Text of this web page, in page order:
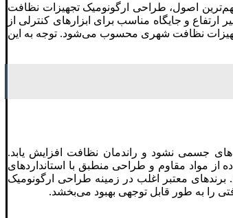
اصول، طراحی ارگونومیک تجهیزات نظافت
و جایگاه مناسب برای ابزارهای کنترلی از
نظافت شهری محسوب می‌شود. توجه به این
جسمی نشود و راندمان نظافت افزایش یابد.
از مواد مقاوم و طراحی منطبق با استانداردهای
معتبر اغلب در زمینه طراحی ارگونومیک
را به طور قابل توجهی بهبود می‌بخشد.